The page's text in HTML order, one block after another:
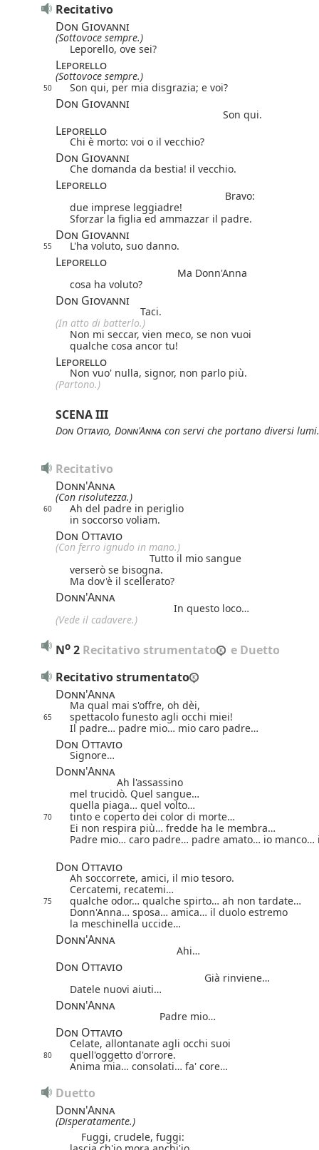
Recitativo
Don Giovanni
(Sottovoce sempre.)
Leporello, ove sei?
Leporello
(Sottovoce sempre.)
50 Son qui, per mia disgrazia; e voi?
Don Giovanni
Son qui.
Leporello
Chi è morto: voi o il vecchio?
Don Giovanni
Che domanda da bestia! il vecchio.
Leporello
Bravo:
due imprese leggiadre!
Sforzar la figlia ed ammazzar il padre.
Don Giovanni
55 L'ha voluto, suo danno.
Leporello
Ma Donn'Anna
cosa ha voluto?
Don Giovanni
Taci.
(In atto di batterlo.)
Non mi seccar, vien meco, se non vuoi
qualche cosa ancor tu!
Leporello
Non vuo' nulla, signor, non parlo più.
(Partono.)
SCENA III
Don Ottavio, Donn'Anna con servi che portano diversi lumi.
Recitativo
Donn'Anna
(Con risolutezza.)
60
Ah del padre in periglio
in soccorso voliam.
Don Ottavio
(Con ferro ignudo in mano.)
Tutto il mio sangue
verserò se bisogna.
Ma dov'è il scellerato?
Donn'Anna
In questo loco…
(Vede il cadavere.)
No 2 Recitativo strumentato
e Duetto
Recitativo strumentato
Donn'Anna
Ma qual mai s'offre, oh dèi,
65
spettacolo funesto agli occhi miei!
Il padre… padre mio… mio caro padre…
Don Ottavio
Signore…
Donn'Anna
Ah l'assassino
mel trucidò. Quel sangue…
quella piaga… quel volto…
70
tinto e coperto dei color di morte…
Ei non respira più… fredde ha le membra…
Padre mio… caro padre… padre amato… io manco…
Don Ottavio
Ah soccorrete, amici, il mio tesoro.
Cercatemi, recatemi…
75
qualche odor… qualche spirto… ah non tardate…
Donn'Anna… sposa… amica… il duolo estremo
la meschinella uccide…
Donn'Anna
Ahi…
Don Ottavio
Già rinviene…
Datele nuovi aiuti…
Donn'Anna
Padre mio…
Don Ottavio
Celate, allontanate agli occhi suoi
80
quell'oggetto d'orrore.
Anima mia… consolati… fa' core…
Duetto
Donn'Anna
(Disperatamente.)
Fuggi, crudele, fuggi: